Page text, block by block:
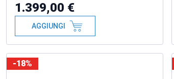
1.399,00 €
AGGIUNGI
-18%